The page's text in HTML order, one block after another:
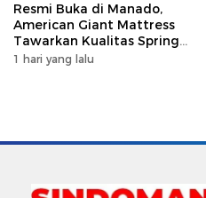
Resmi Buka di Manado,
American Giant Mattress
Tawarkan Kualitas Spring
Bed Premium
1 hari yang lalu